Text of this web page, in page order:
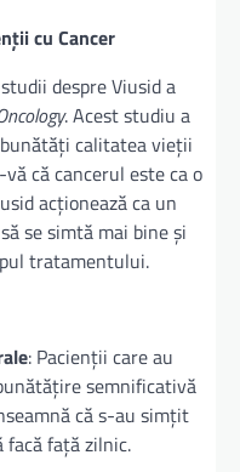
cu Cancer
despre Viusid a
. Acest studiu a
calitatea vieții
că cancerul este ca o
acționează ca un
se simtă mai bine și
tratamentului.
: Pacienții care au
semnificativă
că s-au simțit
facă față zilnic.